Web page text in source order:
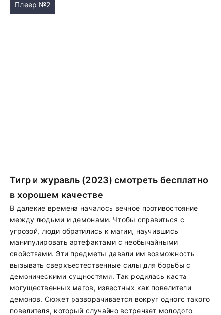
Плеер №2
Тигр и журавль (2023) смотреть бесплатно
в хорошем качестве
В далекие времена началось вечное противостояние
между людьми и демонами. Чтобы справиться с
угрозой, люди обратились к магии, научившись
манипулировать артефактами с необычайными
свойствами. Эти предметы давали им возможность
вызывать сверхъестественные силы для борьбы с
демоническими сущностями. Так родилась каста
могущественных магов, известных как повелители
демонов. Сюжет разворачивается вокруг одного такого
повелителя, который случайно встречает молодого